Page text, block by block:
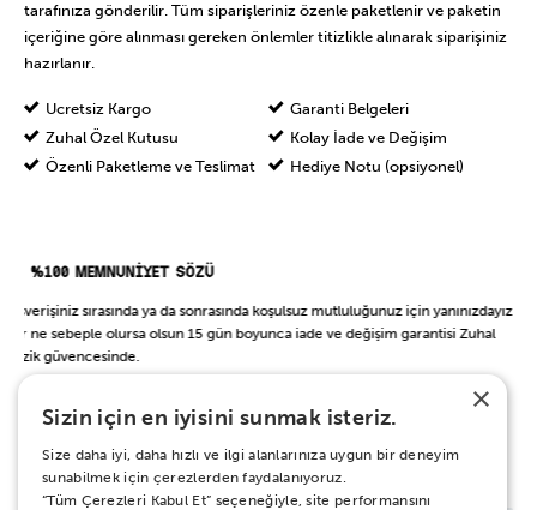
tarafınıza gönderilir. Tüm siparişleriniz özenle paketlenir ve paketin
içeriğine göre alınması gereken önlemler titizlikle alınarak siparişiniz
hazırlanır.
Ücretsiz Kargo
Zuhal Özel Kutusu
Özenli Paketleme ve Teslimat
Garanti Belgeleri
Kolay İade ve Değişim
Hediye Notu (opsiyonel)
%100 MEMNUNİYET SÖZÜ
Alışverişiniz sırasında ya da sonrasında koşulsuz mutluluğunuz için yanınızdayız.
Her ne sebeple olursa olsun 15 gün boyunca iade ve değişim garantisi Zuhal
Müzik güvencesinde.
BAŞKA BİR ŞEY Mİ ARIYORSUN?
×
Sizin için en iyisini sunmak isteriz.
Size daha iyi, daha hızlı ve ilgi alanlarınıza uygun bir deneyim
sunabilmek için çerezlerden faydalanıyoruz.
“Tüm Çerezleri Kabul Et” seçeneğiyle, site performansını